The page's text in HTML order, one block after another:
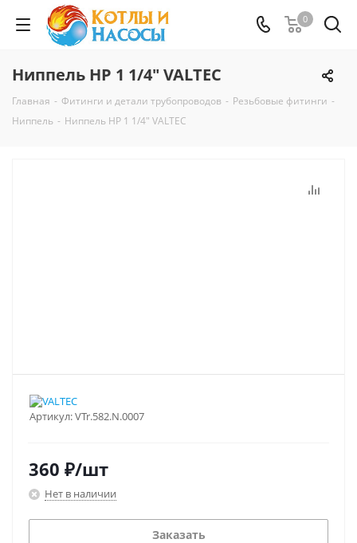
0
Ниппель НР 1 1/4" VALTEC
Главная - Фитинги и детали трубопроводов - Резьбовые фитинги -
Ниппель - Ниппель НР 1 1/4" VALTEC
Артикул:VTr.582.N.0007
360 ₽/шт
Нет в наличии
Заказать